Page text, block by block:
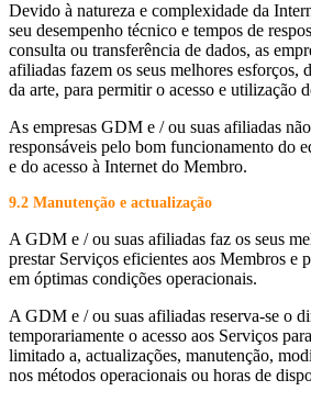
Devido à natureza e complexidade da
seu desempenho técnico e tempos de
consulta ou transferência de dados, as
afiliadas fazem os seus melhores esforços,
da arte, para permitir o acesso e utilização
As empresas GDM e / ou suas afiliadas
responsáveis pelo bom funcionamento do
e do acesso à Internet do Membro.
9.2 Manutenção e actualização
A GDM e / ou suas afiliadas faz os seus
prestar Serviços eficientes aos Membros e
em óptimas condições operacionais.
A GDM e / ou suas afiliadas reserva-se o
temporariamente o acesso aos Serviços
limitado a, actualizações, manutenção,
nos métodos operacionais ou horas de